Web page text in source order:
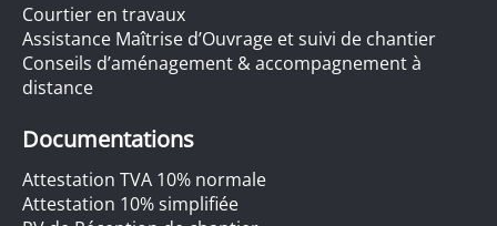
Courtier en travaux
Assistance Maîtrise d’Ouvrage et suivi de chantier
Conseils d’aménagement & accompagnement à
distance
Documentations
Attestation TVA 10% normale
Attestation 10% simplifiée